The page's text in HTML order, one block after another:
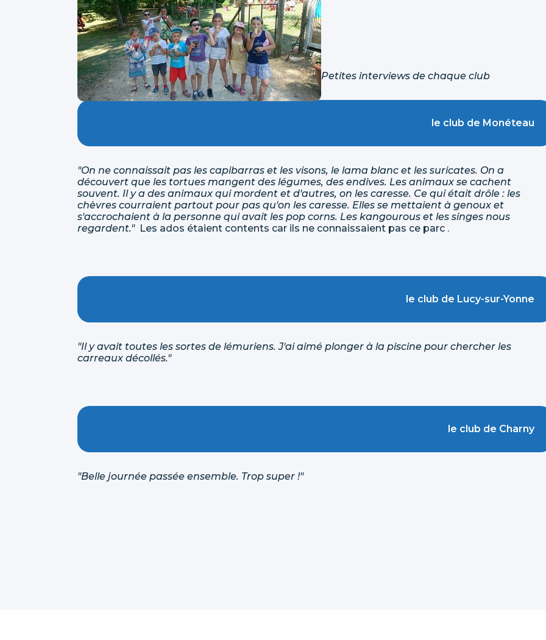
Petites interviews de chaque club
le club de Monéteau
"On ne connaissait pas les capibarras et les visons, le lama blanc et les suricates. On a
découvert que les tortues mangent des légumes, des endives. Les animaux se cachent
souvent. Il y a des animaux qui mordent et d'autres, on les caresse. Ce qui était drôle : les
chèvres courraient partout pour pas qu'on les caresse. Elles se mettaient à genoux et
s'accrochaient à la personne qui avait les pop corns. Les kangourous et les singes nous
regardent."Les ados étaient contents car ils ne connaissaient pas ce parc .
le club de Lucy-sur-Yonne
"Il y avait toutes les sortes de lémuriens. J'ai aimé plonger à la piscine pour chercher les
carreaux décollés."
le club de Charny
"Belle journée passée ensemble. Trop super !"